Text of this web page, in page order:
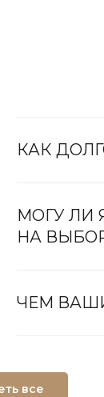
КАК
МОГУ ЛИ
НА
ЧЕМ
все